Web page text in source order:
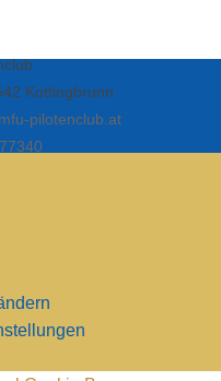
Kottingbrunn
mfu-pilotenclub.at